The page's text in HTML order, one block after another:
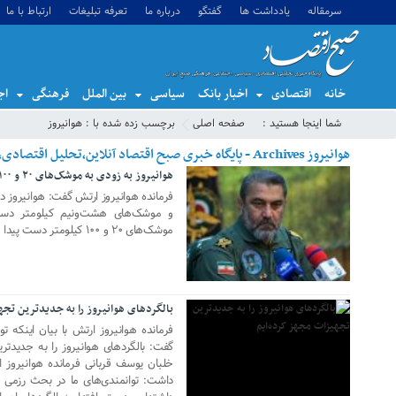
سرمقاله یادداشت ها گفتگو درباره ما تعرفه تبلیغات ارتباط با ما
خانه اقتصادی اخبار بانک سیاسی بین الملل فرهنگی
شما اینجا هستید : صفحه اصلی برچسب زده شده با : هوانیروز
هوانیروز Archives - پایگاه خبری صبح اقتصاد آنلاین،تحلیل اقتصادی،اخبار اقتصادی
هوانیروز به زودی به موشک‌های ۲۰ و ۱۰۰ کیلومتر دست پیدا خواهد کرد
فرمانده هوانیروز ارتش گفت:
و موشک‌های هشت‌ونیم کیلومتر
موشک‌های ۲۰ و ۱۰۰ کیلومتر دست پیدا خواهیم کرد.
28 مه 2018
بالگردهای هوانیروز را به جدیدترین
فرمانده هوانیروز ارتش با بیان
گفت: بالگردهای هوانیروز را به
خلبان یوسف قربانی فرمانده
داشت: توانمندی‌های ما در بحث رزمی